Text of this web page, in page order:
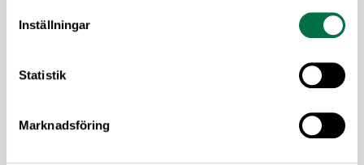
Inställningar
Statistik
Marknadsföring
Livsmedelsindustrin sätter ännu fler
11 JUNI 2026